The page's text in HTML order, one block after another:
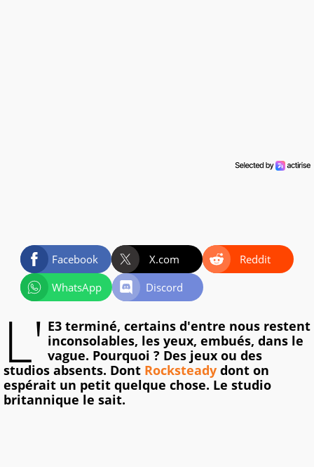
Facebook X.com
Reddit
WhatsApp
Discord
L' E3 terminé, certains d'entre nous restent
inconsolables, les yeux, embués, dans le
vague. Pourquoi ? Des jeux ou des
studios absents. Dont Rocksteady dont on
espérait un petit quelque chose. Le studio
britannique le sait.